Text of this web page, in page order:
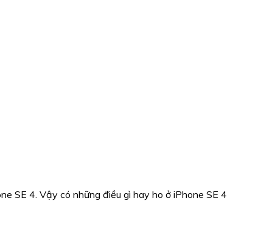
SE 4. Vậy có những điều gì hay ho ở iPhone SE 4